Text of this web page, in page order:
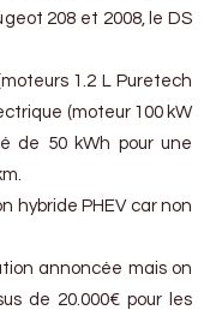
208 et 2008, le DS
1.2 L Puretech
(moteur 100 kW
de 50 kWh pour une
hybride PHEV car non
annoncée mais on
de 20.000€ pour les